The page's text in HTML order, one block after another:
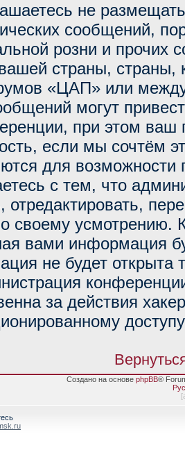
не
сообщений,
розни и прочих
страны, страны,
«ЦАП» или
могут
при этом ваш
если мы сочтём
для возможности
с тем, что
отредактировать,
своему усмотрению.
вами информация
не будет открыта
за действия
Создано на основе phpBB®
[